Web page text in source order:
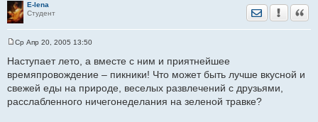
E-lena
Студент
Отправить
о
б
е
н
Ср Апр 20, 2005 13:50
Наступает лето, а вместе с ним и приятнейшее
времяпровождение – пикники! Что может быть лучше вкусной и
свежей еды на природе, веселых развлечений с друзьями,
расслабленного ничегонеделания на зеленой травке?